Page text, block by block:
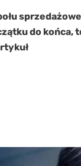
do końca,